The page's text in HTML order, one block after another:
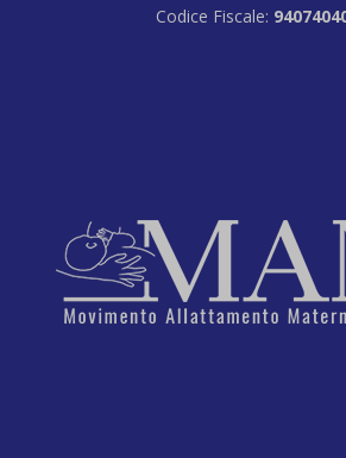
Codice Fiscale: